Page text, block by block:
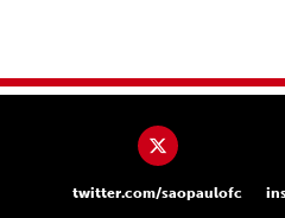
twitter.com/saopaulofc